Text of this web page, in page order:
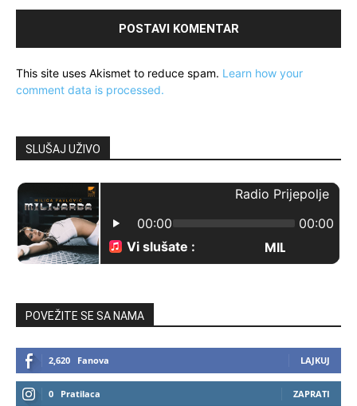
This site uses Akismet to reduce spam. Learn how your
comment data is processed.
SLUŠAJ UŽIVO
POVEŽITE SE SA NAMA
2,620 Fanova LAJKUJ
0 Pratilaca ZAPRATI